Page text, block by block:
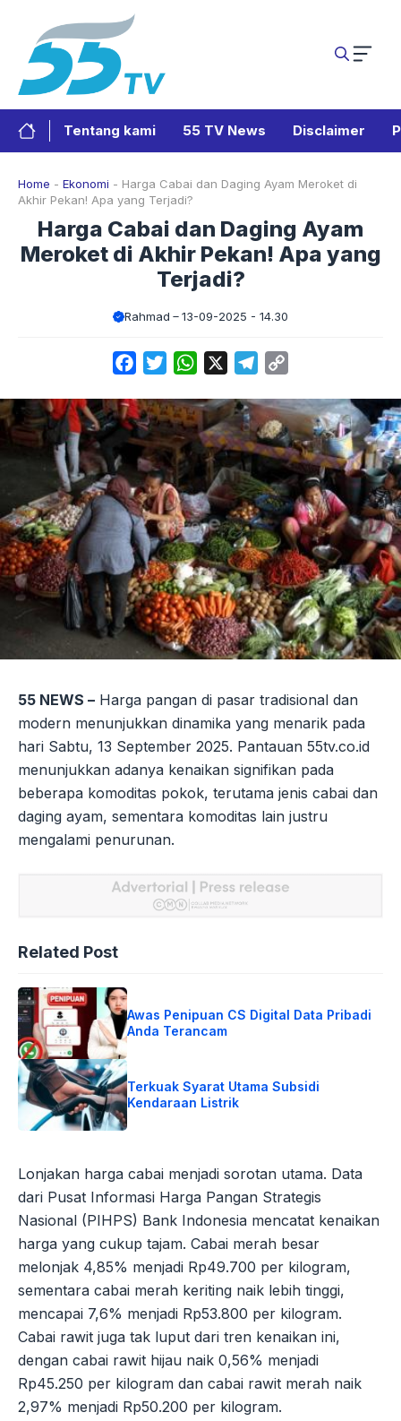
Tentang kami 55 TV News Disclaimer
Home - Ekonomi - Harga Cabai dan Daging Ayam Meroket di
Akhir Pekan! Apa yang Terjadi?
Harga Cabai dan Daging Ayam
Meroket di Akhir Pekan! Apa yang
Terjadi?
Rahmad 13-09-2025 - 14.30
FacebookTwitterWhatsApp Telegram
55 NEWS – Harga pangan di pasar tradisional dan
modern menunjukkan dinamika yang menarik pada
hari Sabtu, 13 September 2025. Pantauan 55tv.co.id
menunjukkan adanya kenaikan signifikan pada
beberapa komoditas pokok, terutama jenis cabai dan
daging ayam, sementara komoditas lain justru
mengalami penurunan.
Related Post
Awas Penipuan CS Digital Data Pribadi
Anda Terancam
Terkuak Syarat Utama Subsidi
Kendaraan Listrik
Lonjakan harga cabai menjadi sorotan utama. Data
dari Pusat Informasi Harga Pangan Strategis
Nasional (PIHPS) Bank Indonesia mencatat kenaikan
harga yang cukup tajam. Cabai merah besar
melonjak 4,85% menjadi Rp49.700 per kilogram,
sementara cabai merah keriting naik lebih tinggi,
mencapai 7,6% menjadi Rp53.800 per kilogram.
Cabai rawit juga tak luput dari tren kenaikan ini,
dengan cabai rawit hijau naik 0,56% menjadi
Rp45.250 per kilogram dan cabai rawit merah naik
2,97% menjadi Rp50.200 per kilogram.